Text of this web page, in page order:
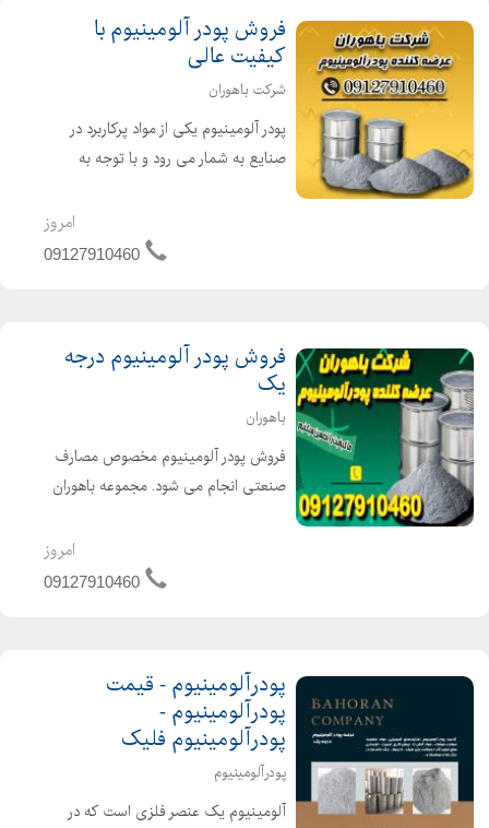
فروش پودر آلومینیوم با
کیفیت عالی
شرکت باهوران
پودر آلومینیوم یکی از مواد پرکاربرد در
صنایع به شمار می رود و با توجه به
ماده مهم به شمار می رود. آلومینیوم
فلزی سبک ، نرم ، مقاوم در برابر خوردگی
امروز
09127910460
فروش پودر آلومینیوم درجه
یک
باهوران
فروش پودر آلومینیوم مخصوص مصارف
صنعتی انجام می شود. مجموعه باهوران
بیشتر با شماره های زیر تماس بگیرید.
امروز
09127910460
پودرآلومینیوم - قیمت
پودرآلومینیوم -
پودرآلومینیوم فلیک
پودرآلومینیوم
آلومینیوم یک عنصر فلزی است که در